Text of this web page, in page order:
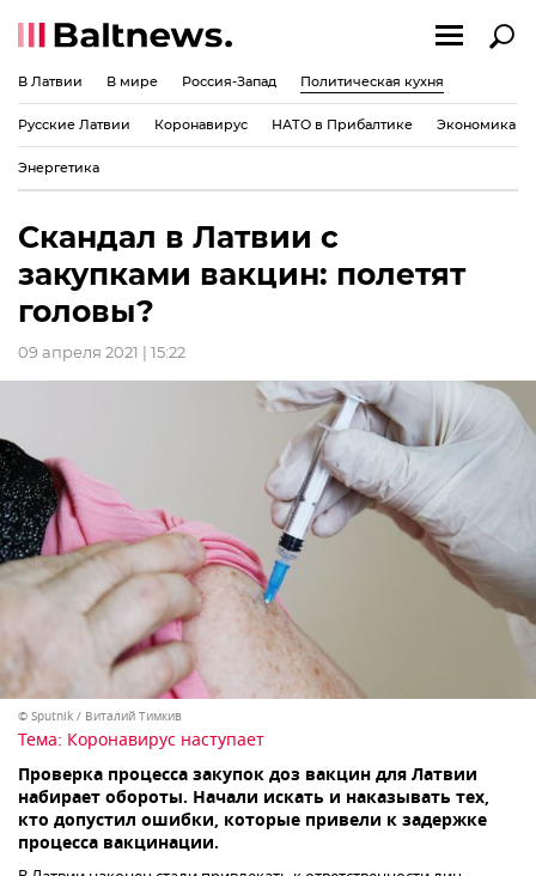
В Латвии В мире Россия-Запад Политическая кухня
Русские Латвии Коронавирус НАТО в Прибалтике Экономика
Энергетика
Скандал в Латвии с
закупками вакцин: полетят
головы?
09 апреля 2021 | 15:22
© Sputnik / Виталий Тимкив
Тема: Коронавирус наступает
Проверка процесса закупок доз вакцин для Латвии
набирает обороты. Начали искать и наказывать тех,
кто допустил ошибки, которые привели к задержке
процесса вакцинации.